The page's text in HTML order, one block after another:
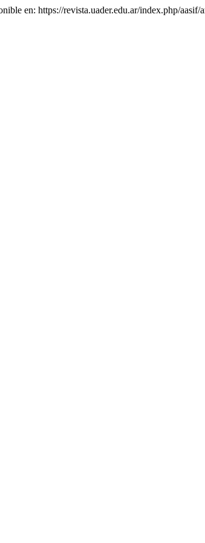
en: https://revista.uader.edu.ar/index.php/